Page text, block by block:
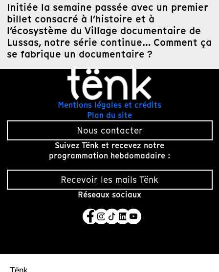
Initiée la semaine passée avec un premier
billet consacré à l’histoire et à
l’écosystème du Village documentaire de
Lussas, notre série continue… Comment ça
se fabrique un documentaire ?
Actualités
Tout
Grand angle
Les studios
Coopérative
Une formation au
cœur des Studios de
Tënk
5 Août 2026
Mentions légales et crédits
Plan du site
Nous contacter
Suivez Tënk et recevez notre
programmation hebdomadaire :
Recevoir les mails Tënk
Réseaux sociaux